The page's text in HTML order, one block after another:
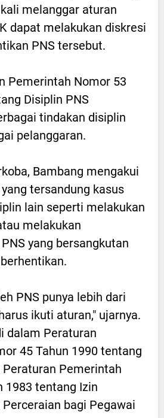
melanggar aturan
dapat melakukan diskresi
PNS tersebut.
Pemerintah Nomor 53
Disiplin PNS
tindakan disiplin
pelanggaran.
Bambang mengakui
tersandung kasus
lain seperti melakukan
melakukan
yang bersangkutan
PNS punya lebih dari
ikuti aturan," ujarnya.
dalam Peraturan
45 Tahun 1990 tentang
Pemerintah
1983 tentang Izin
bagi Pegawai